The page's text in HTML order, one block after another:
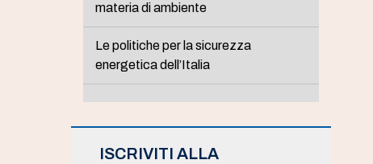
materia di ambiente
Le politiche per la sicurezza
energetica dell’Italia
ISCRIVITI ALLA